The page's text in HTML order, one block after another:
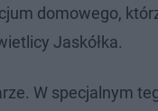
domowego,
Jaskółka.
W specjalnym